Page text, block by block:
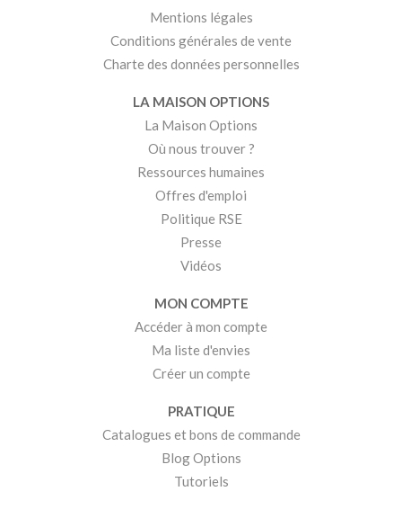
Mentions légales
Conditions générales de vente
Charte des données personnelles
LA MAISON OPTIONS
La Maison Options
Où nous trouver ?
Ressources humaines
Offres d'emploi
Politique RSE
Presse
Vidéos
MON COMPTE
Accéder à mon compte
Ma liste d'envies
Créer un compte
PRATIQUE
Catalogues et bons de commande
Blog Options
Tutoriels